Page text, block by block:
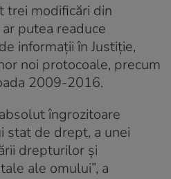
trei modificări din
putea readuce
informaţii în Justiţie,
noi protocoale, precum
2009-2016.
îngrozitoare
stat de drept, a unei
drepturilor şi
ale omului”, a